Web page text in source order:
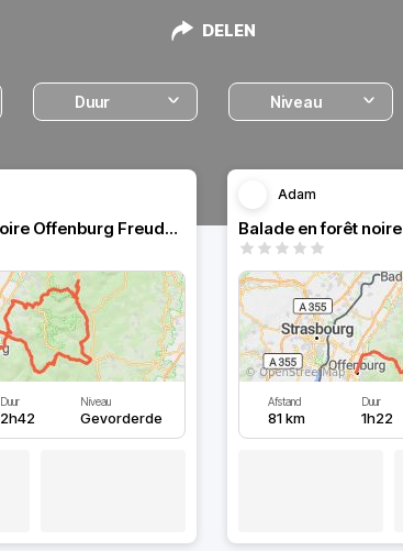
DELEN
Duur Niveau
Boucle Forêt Noire Offenburg Freudenstadt
Duur
2h42
Niveau
Gevorderde
Adam
Balade en forêt noire
Afstand
81 km
Duur
1h22